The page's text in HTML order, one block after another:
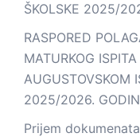
ŠKOLSKE 2025/
RASPORED
MATURKOG
AUGUSTOVSKOM
2025/2026.
Prijem